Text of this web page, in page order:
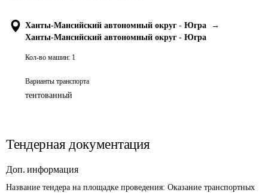
Ханты-Мансийский автономный округ - Югра
→
Ханты-Мансийский автономный округ - Югра
Кол-во машин: 1
Варианты транспорта
тентованный
Тендерная документация
Доп. информация
Название тендера на площадке проведения: Оказание транспортных